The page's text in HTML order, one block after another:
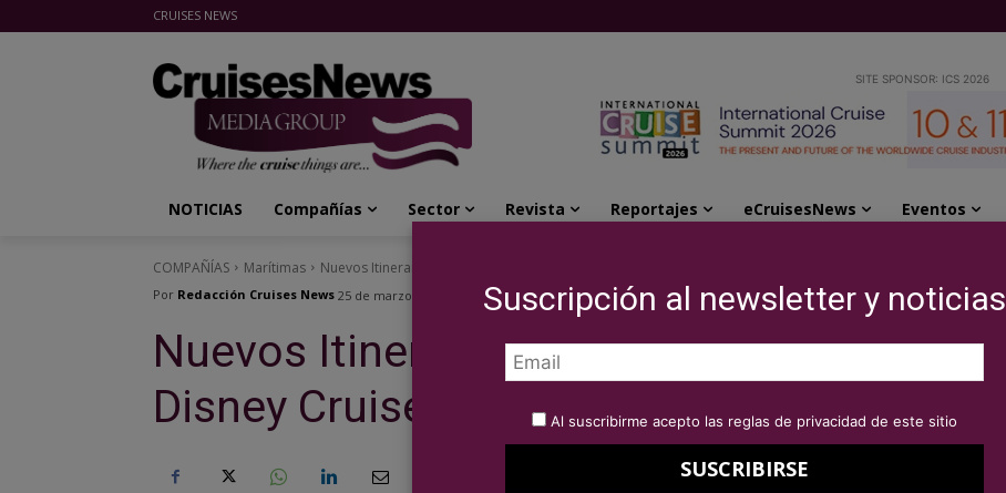
CRUISES NEWS
SITE SPONSOR: ICS 2026
NOTICIAS Compañías Sector Revista Reportajes eCruisesNews Eventos
COMPAÑÍAS Marítimas Nuevos Itinerarios por Europa de Disney Cruise Line para 2016
Por Redacción Cruises News 25 de marzo de 2015
Nuevos Itinerarios por Europa de
Disney Cruise Line para 2016
Suscripción al newsletter y noticias
Al suscribirme acepto las reglas de privacidad de este sitio